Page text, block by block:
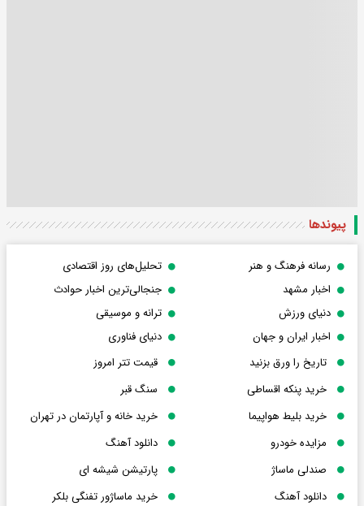
پیوندها
رسانه فرهنگ و هنر
تحلیل‌های روز اقتصادی
اخبار مشهد
جنجالی‌ترین اخبار حوادث
دنیای ورزش
ترانه و موسیقی
اخبار ایران و جهان
دنیای فناوری
تاریخ را ورق بزنید
قیمت تتر امروز
خرید پنکه اقساطی
سنگ قبر
خرید بلیط هواپیما
خرید خانه و آپارتمان در تهران
مزایده خودرو
دانلود آهنگ
صندلی ماساژ
پارتیشن شیشه ای
دانلود آهنگ
خرید ماساژور تفنگی بلکر